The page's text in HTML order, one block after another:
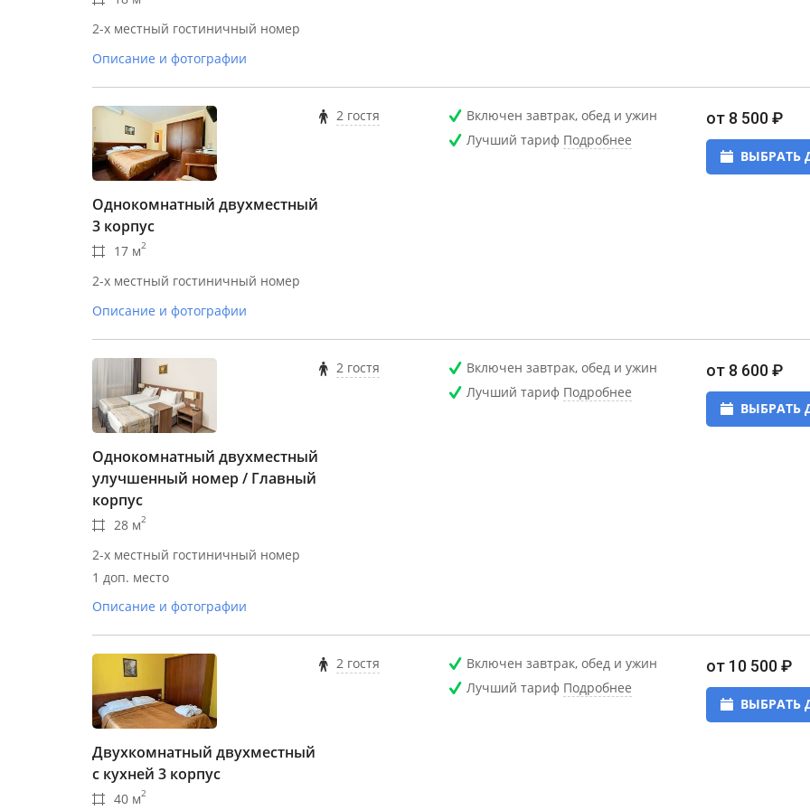
2-х местный гостиничный номер
Описание и фотографии
Однокомнатный двухместный
3 корпус
17 м2
2-х местный гостиничный номер
Описание и фотографии
2 гостя
Включен завтрак, обед и ужин
Лучший тариф Подробнее
от 8 500 ₽
ВЫБРАТЬ
Однокомнатный двухместный
улучшенный номер / Главный
корпус
28 м2
2-х местный гостиничный номер
1 доп. место
Описание и фотографии
2 гостя
Включен завтрак, обед и ужин
Лучший тариф Подробнее
от 8 600 ₽
ВЫБРАТЬ
Двухкомнатный двухместный
с кухней 3 корпус
40 м2
2 гостя
Включен завтрак, обед и ужин
Лучший тариф Подробнее
от 10 500 ₽
ВЫБРАТЬ